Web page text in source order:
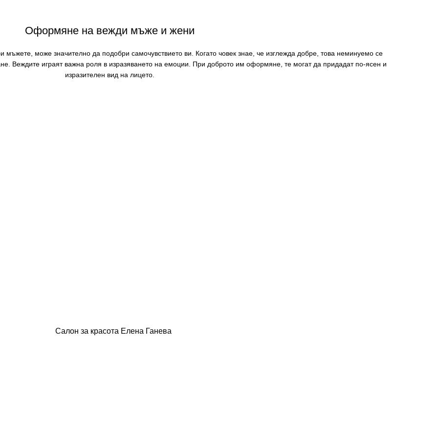
Оформяне на вежди мъже и жени
може значително да подобри самочувствието ви. Когато човек знае, че изглежда добре, това неминуемо се
Веждите играят важна роля в изразяването на емоции. При доброто им оформяне, те могат да придадат по-ясен и
изразителен вид на лицето.